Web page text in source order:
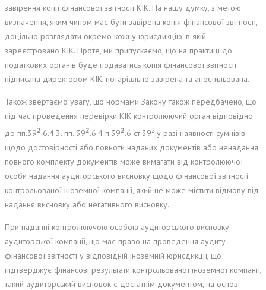
завірення копії фінансової звітності КІК. На нашу думку, з метою
визначення, яким чином має бути завірена копія фінансової звітності,
доцільно розглядати окремо кожну юрисдикцію, в якій
зареєстровано КІК. Проте, ми припускаємо, що на практиці до
податкових органів буде подаватись копія фінансової звітності
підписана директором КІК, нотаріально завірена та апостильована.
Також звертаємо увагу, що нормами Закону також передбачено, що
під час проведення перевірки КІК контролюючий орган відповідно
до пп.392.6.4.3. пп. 392.6.4 п.392.6 ст.392 у разі наявності сумнівів
щодо достовірності або повноти наданих документів або ненадання
повного комплекту документів може вимагати від контролюючої
особи надання аудиторського висновку щодо фінансової звітності
контрольованої іноземної компанії, який не може містити відмову від
надання висновку або негативного висновку.
При наданні контролюючою особою аудиторського висновку
аудиторської компанії, що має право на проведення аудиту
фінансової звітності у відповідній іноземній юрисдикції, що
підтверджує фінансові результати контрольованої іноземної компанії,
такий аудиторський висновок є достатнім документом, на основі